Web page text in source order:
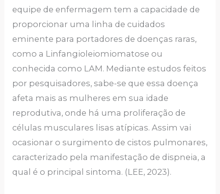
equipe de enfermagem tem a capacidade de
proporcionar uma linha de cuidados
eminente para portadores de doenças raras,
como a Linfangioleiomiomatose ou
conhecida como LAM. Mediante estudos feitos
por pesquisadores, sabe-se que essa doença
afeta mais as mulheres em sua idade
reprodutiva, onde há uma proliferação de
células musculares lisas atípicas. Assim vai
ocasionar o surgimento de cistos pulmonares,
caracterizado pela manifestação de dispneia, a
qual é o principal sintoma. (LEE, 2023).